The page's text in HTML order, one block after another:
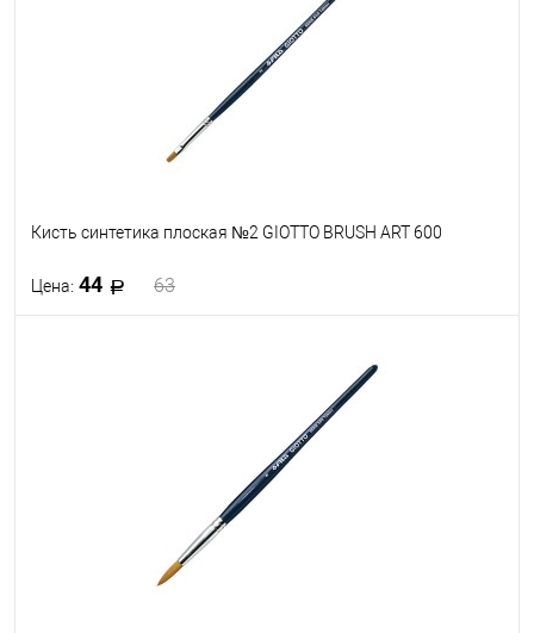
Кисть синтетика плоская №2 GIOTTO BRUSH ART 600
Цена: 44 63
В наличии